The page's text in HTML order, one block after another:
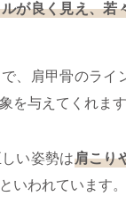
が良く見え、若
、肩甲骨のライ
を与えてくれます
い姿勢は肩こり
いわれています。